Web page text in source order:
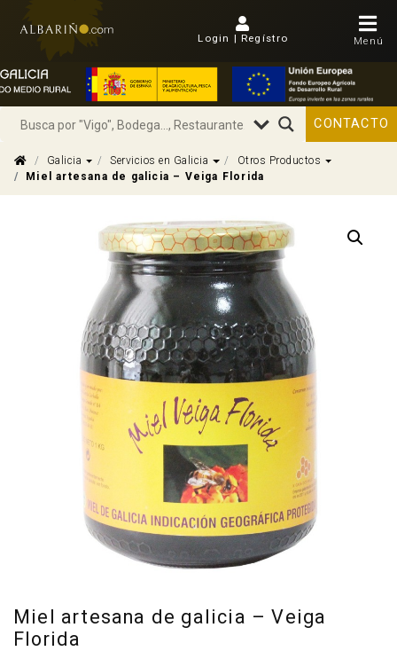
Login | Regístro Menú
CONTACTO
Galicia Dropdown
Servicios en Galicia Dropdown
Otros Productos
Dropdown
Miel artesana de galicia – Veiga Florida
Miel artesana de galicia – Veiga
Florida